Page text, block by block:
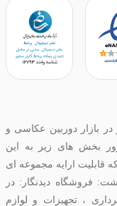
با رویکرد حضور در بازار دوربین عکاسی و
بخش های زیر به این
قابلیت ارایه مجموعه ای
فروشگاه دیدنگار: در
، تجهیزات و لوازم